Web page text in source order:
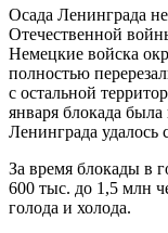
Осада Ленинграда
Отечественной
Немецкие войска
полностью
с остальной
января блокада
Ленинграда удалось
За время блокады в
600 тыс. до 1,5 млн
голода и холода.